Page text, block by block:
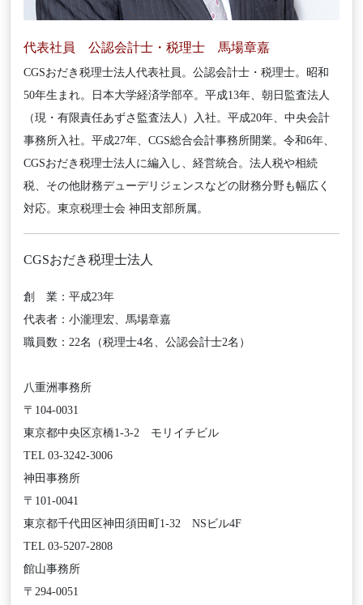
代表社員 公認会計士・税理士 馬場章嘉
CGSおだき税理士法人代表社員。公認会計士・税理士。昭和
50年生まれ。日本大学経済学部卒。平成13年、朝日監査法人
（現・有限責任あずさ監査法人）入社。平成20年、中央会計
事務所入社。平成27年、CGS総合会計事務所開業。令和6年、
CGSおだき税理士法人に編入し、経営統合。法人税や相続
税、その他財務デューデリジェンスなどの財務分野も幅広く
対応。東京税理士会 神田支部所属。
CGSおだき税理士法人
創 業：平成23年
代表者：小瀧理宏、馬場章嘉
職員数：22名（税理士4名、公認会計士2名）
八重洲事務所
〒104-0031
東京都中央区京橋1-3-2 モリイチビル
TEL 03-3242-3006
神田事務所
〒101-0041
東京都千代田区神田須田町1-32 NSビル4F
TEL 03-5207-2808
館山事務所
〒294-0051